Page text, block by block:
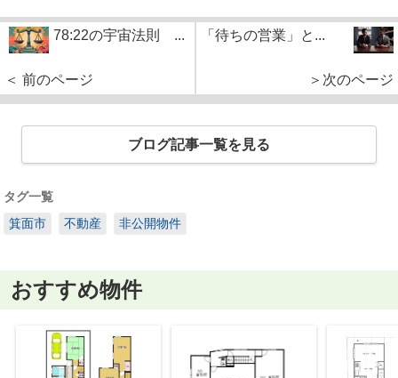
78:22の宇宙法則 ...
＜ 前のページ
「待ちの営業」と...
＞次のページ
ブログ記事一覧を見る
タグ一覧
箕面市
不動産 非公開物件
おすすめ物件